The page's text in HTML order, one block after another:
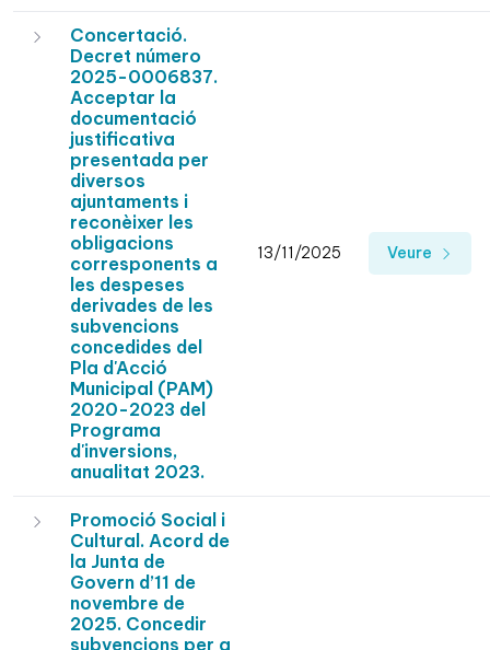
Concertació.
Decret número
2025-0006837.
Acceptar la
documentació
justificativa
presentada per
diversos
ajuntaments i
reconèixer les
obligacions
corresponents a
les despeses
derivades de les
subvencions
concedides del
Pla d'Acció
Municipal (PAM)
2020-2023 del
Programa
d'inversions,
anualitat 2023.
13/11/2025 Veure
Promoció Social i
Cultural. Acord de
la Junta de
Govern d’11 de
novembre de
2025. Concedir
subvencions per a